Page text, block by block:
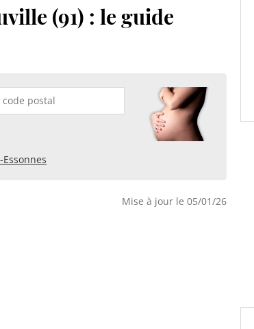
(91) : le guide
Mise à jour le 05/01/26